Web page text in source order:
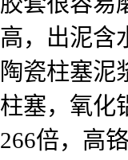
高，出泥含
陶瓷柱塞泥
柱塞，氧化
266倍，高